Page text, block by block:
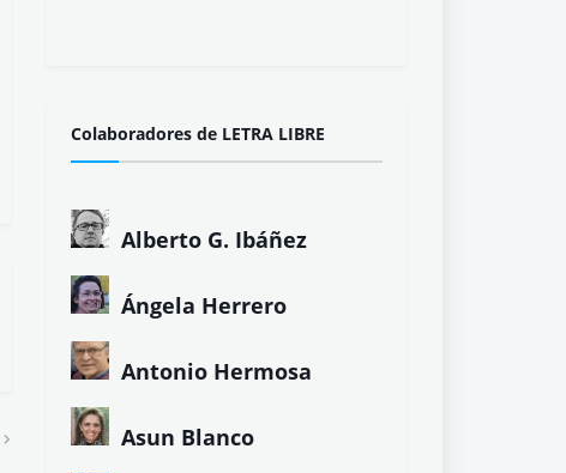
Colaboradores de LETRA LIBRE
Alberto G. Ibáñez
Ángela Herrero
Antonio Hermosa
Asun Blanco